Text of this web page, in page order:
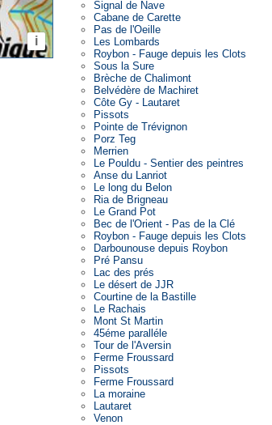
Signal de Nave
Cabane de Carette
Pas de l'Oeille
Les Lombards
Roybon - Fauge depuis les Clots
Sous la Sure
Brèche de Chalimont
Belvédère de Machiret
Côte Gy - Lautaret
Pissots
Pointe de Trévignon
Porz Teg
Merrien
Le Pouldu - Sentier des peintres
Anse du Lanriot
Le long du Belon
Ria de Brigneau
Le Grand Pot
Bec de l'Orient - Pas de la Clé
Roybon - Fauge depuis les Clots
Darbounouse depuis Roybon
Pré Pansu
Lac des prés
Le désert de JJR
Courtine de la Bastille
Le Rachais
Mont St Martin
45éme paralléle
Tour de l'Aversin
Ferme Froussard
Pissots
Ferme Froussard
La moraine
Lautaret
Venon